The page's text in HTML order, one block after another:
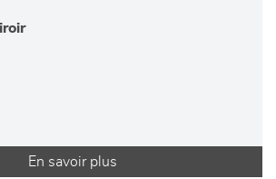
En savoir plus